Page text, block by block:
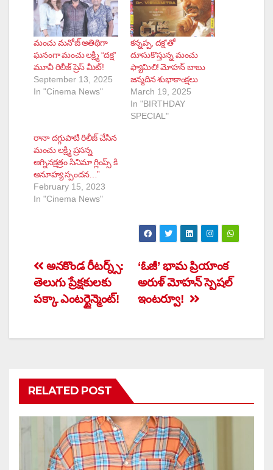
మంచు మనోజ్ అతిథిగా
ఘనంగా మంచు లక్ష్మి “దక్ష”
మూవీ రిలీజ్ ప్రెస్ మీట్!
September 13, 2025
In "Cinema News"
కన్నప్ప, దక్ష”తో
దూసుకొస్తున్న మంచు
ఫ్యామిలి! మోహన్ బాబు
జన్మదిన శుభాకాంక్షలు
March 19, 2025
In "BIRTHDAY
SPECIAL"
రానా దగ్గుపాటి రిలీజ్ చేసిన
మంచు లక్ష్మి ప్రసన్న
అగ్నినక్షత్రం సినిమా గ్లింప్స్ కి
అనూహ్య స్పందన…”
February 15, 2023
In "Cinema News"
Post
navigation
‘ఓజీ’ భామ ప్రియాంక
అరుళ్ మోహన్ స్పెషల్
ఇంటర్వూ!
అనకొండ రీటర్న్స్:
తెలుగు ప్రేక్షకులకు
పక్కా ఎంటర్టైన్మెంట్!
RELATED POST